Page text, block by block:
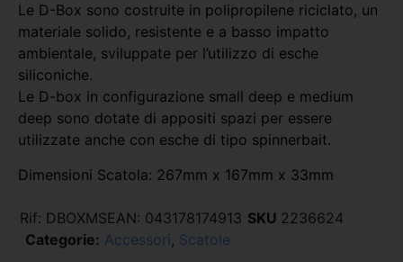
Le D-Box sono costruite in polipropilene riciclato, un
materiale solido, resistente e a basso impatto
ambientale, sviluppate per l’utilizzo di esche
siliconiche.
Le D-box in configurazione small deep e medium
deep sono dotate di appositi spazi per essere
utilizzate anche con esche di tipo spinnerbait.
Dimensioni Scatola: 267mm x 167mm x 33mm
Rif: DBOXMSEAN: 043178174913 SKU 2236624
Categorie: Accessori , Scatole